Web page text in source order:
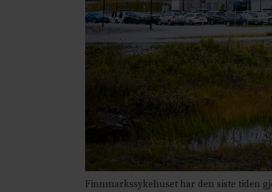
Finnmarkssykehuset har den siste tiden